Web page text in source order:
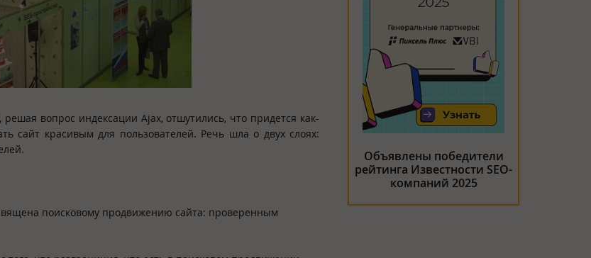
вопрос индексации Ajax, отшутились, что придется как-
сайт красивым для пользователей. Речь шла о двух слоях:
поисковому продвижению сайта: проверенным
Объявлены победители
рейтинга Известности SEO-
компаний 2025